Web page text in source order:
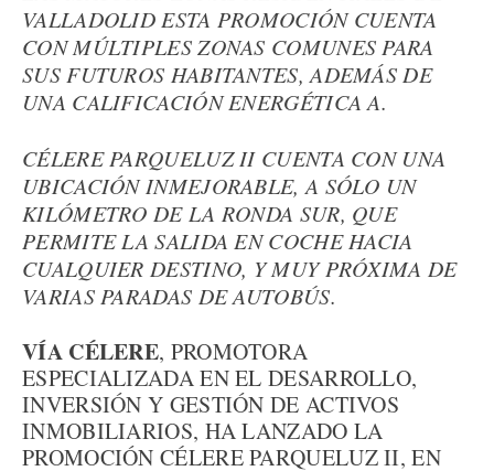
VALLADOLID ESTA PROMOCIÓN CUENTA
CON MÚLTIPLES ZONAS COMUNES PARA
SUS FUTUROS HABITANTES, ADEMÁS DE
UNA CALIFICACIÓN ENERGÉTICA A.
CÉLERE PARQUELUZ II CUENTA CON UNA
UBICACIÓN INMEJORABLE, A SÓLO UN
KILÓMETRO DE LA RONDA SUR, QUE
PERMITE LA SALIDA EN COCHE HACIA
CUALQUIER DESTINO, Y MUY PRÓXIMA DE
VARIAS PARADAS DE AUTOBÚS.
VÍA CÉLERE, PROMOTORA
ESPECIALIZADA EN EL DESARROLLO,
INVERSIÓN Y GESTIÓN DE ACTIVOS
INMOBILIARIOS, HA LANZADO LA
PROMOCIÓN CÉLERE PARQUELUZ II, EN